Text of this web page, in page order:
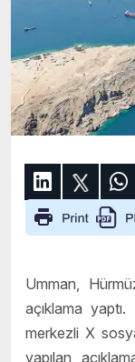
Umman,
açıklama yaptı.
merkezli X
yapılan